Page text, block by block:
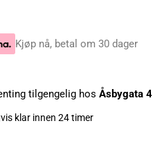
Kjøp nå, betal om 30 dager
tilgengelig hos Åsbygata 4
klar innen 24 timer